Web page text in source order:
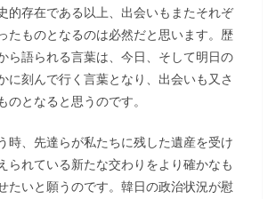
的存在である以上、出会いもまたそれぞ
たものとなるのは必然だと思います。歴
ら語られる言葉は、今日、そして明日の
に刻んで行く言葉となり、出会いも又さ
のとなると思うのです。
時、先達らが私たちに残した遺産を受け
られている新たな交わりをより確かなも
たいと願うのです。韓日の政治状況が慰